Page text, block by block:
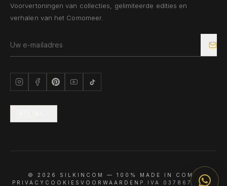
Voorvertoningen van collecties, gelimiteerde edities en
verhalen van het Comomeer.
© 2026 SILKINCOM — 100% MADE IN COMO
PRIVACY COOKIES VOORWAARDEN P.IVA 03786790133